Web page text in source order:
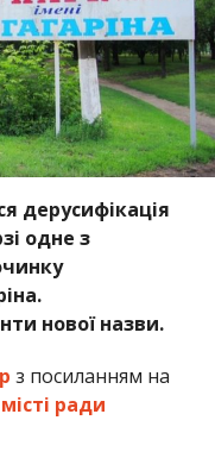
дерусифікація
одне з
нової назви.
з посиланням на
ради